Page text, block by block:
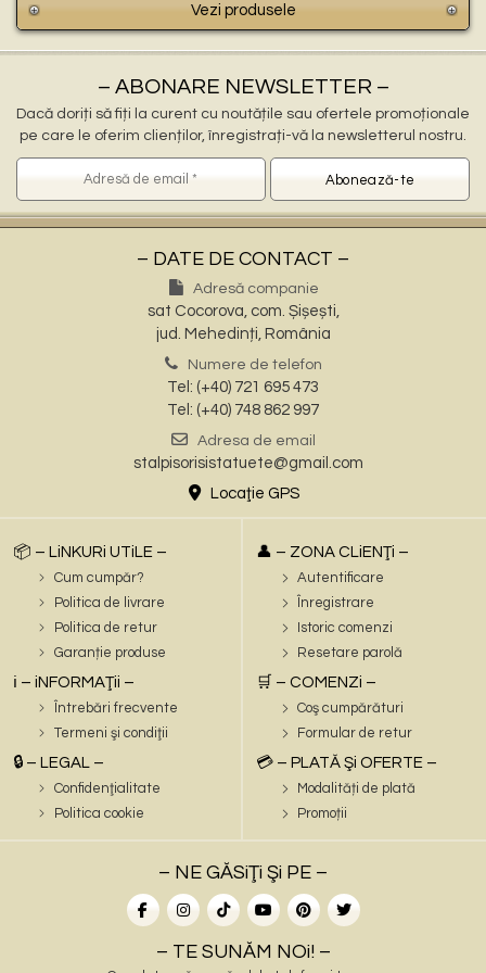
Vezi produsele
– ABONARE NEWSLETTER –
Dacă doriți să fiți la curent cu noutățile sau ofertele promoționale
pe care le oferim clienților, înregistrați-vă la newsletterul nostru.
– DATE DE CONTACT –
Adresă companie
sat Cocorova, com. Șișești,
jud. Mehedinți, România
Numere de telefon
Tel: (+40) 721 695 473
Tel: (+40) 748 862 997
Adresa de email
stalpisorisistatuete@gmail.com
Locaţie GPS
📦 – LiNKURi UTiLE –
Cum cumpăr?
Politica de livrare
Politica de retur
Garanție produse
ℹ️ – iNFORMAŢii –
Întrebări frecvente
Termeni şi condiţii
🔒 – LEGAL –
Confidenţialitate
Politica cookie
👤 – ZONA CLiENŢi –
Autentificare
Înregistrare
Istoric comenzi
Resetare parolă
🛒 – COMENZi –
Coş cumpărături
Formular de retur
💳 – PLATĂ Şi OFERTE –
Modalități de plată
Promoții
– NE GĂSiŢi Şi PE –
– TE SUNĂM NOi! –